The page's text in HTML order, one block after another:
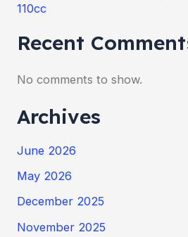
110cc
Recent
No comments to show.
Archives
June 2026
May 2026
December 2025
November 2025